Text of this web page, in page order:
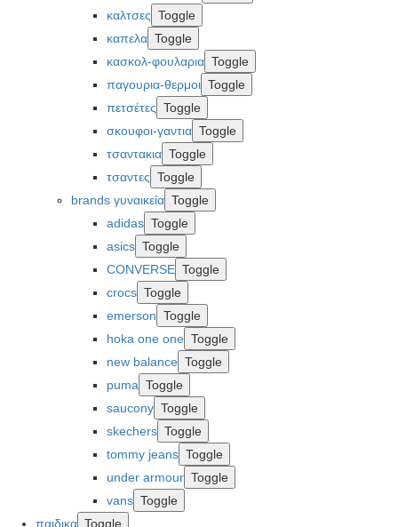
καλτσες Toggle
καπελα Toggle
κασκολ-φουλαρια Toggle
παγουρια-θερμοι Toggle
πετσέτες Toggle
σκουφοι-γαντια Toggle
τσαντακια Toggle
τσαντες Toggle
brands γυναικεία Toggle
adidas Toggle
asics Toggle
CONVERSE Toggle
crocs Toggle
emerson Toggle
hoka one one Toggle
new balance Toggle
puma Toggle
saucony Toggle
skechers Toggle
tommy jeans Toggle
under armour Toggle
vans Toggle
παιδικα Toggle